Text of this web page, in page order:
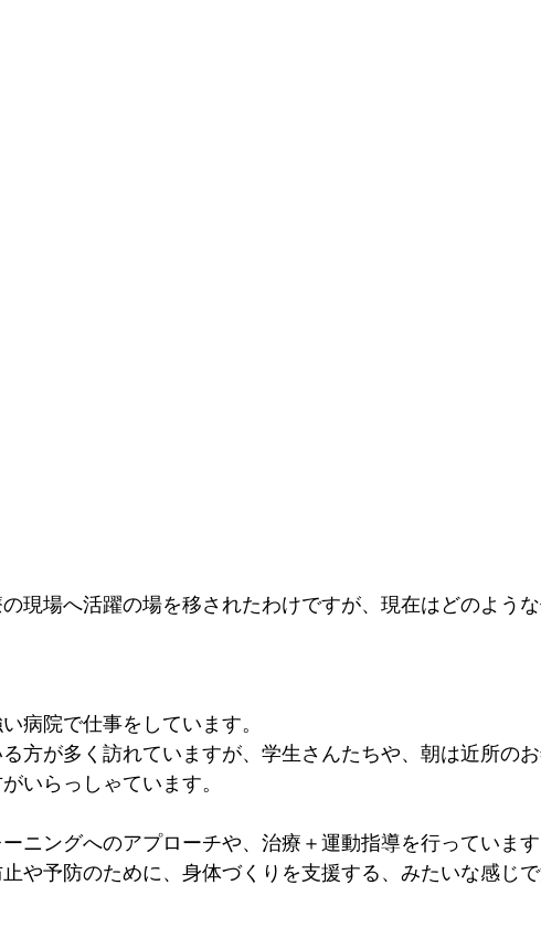
現場へ活躍の場を移されたわけですが、現在はどのよう
病院で仕事をしています。
方が多く訪れていますが、学生さんたちや、朝は近所の
いらっしゃています。
ニングへのアプローチや、治療＋運動指導を行っています
や予防のために、身体づくりを支援する、みたいな感じ